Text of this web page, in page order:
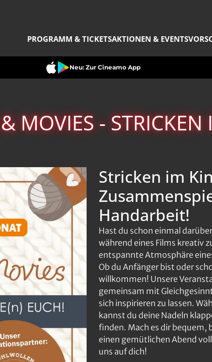
PROGRAMM & TICKETSAKTIONEN & EVENTS
Neu: Zur Cineamo App
MOVIES -
Stricken im
Handarbeit!
Hast du schon einmal
während eines Films kreativ
entspannte Atmosphäre
Ob du Anfänger bist oder
willkommen! Unsere
gemeinsam mit
sich inspirieren zu lassen.
kannst du deine Nadeln
finden. Mach es dir bequem,
einen gemütlichen Abend
uns auf dich!